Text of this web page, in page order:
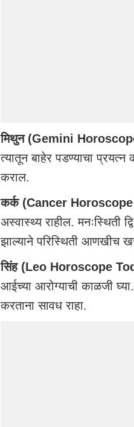
मिथुन (Gemini
त्यातून बाहेर पडण्याचा
कराल.
कर्क (Cancer
अस्वास्थ्य राहील. मनःस्थिती
झाल्याने परिस्थिती आणखीच
सिंह (Leo Horoscope
आईच्या आरोग्याची काळजी
करताना सावध राहा.